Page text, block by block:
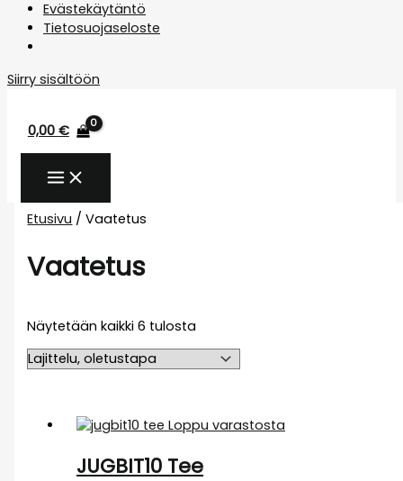
Evästekäytäntö
Tietosuojaseloste
Siirry sisältöön
0,00 €
Etusivu / Vaatetus
Vaatetus
Näytetään kaikki 6 tulosta
Loppu varastosta
JUGBIT10 Tee